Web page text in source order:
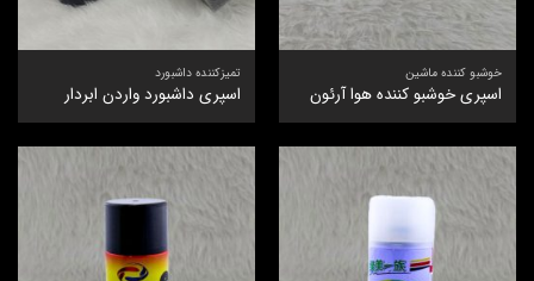
خوشبو کننده ماشین
اسپری خوشبو کننده هوا آرئون
تمیزکننده داشبورد
اسپری داشبورد واردن ابردار